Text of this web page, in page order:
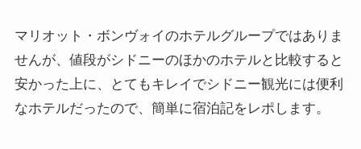
マリオット・ボンヴォイのホテルグループではありま
せんが、値段がシドニーのほかのホテルと比較すると
安かった上に、とてもキレイでシドニー観光には便利
なホテルだったので、簡単に宿泊記をレポします。